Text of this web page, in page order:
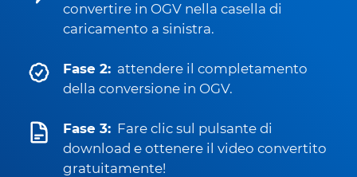
convertire in OGV nella casella di
caricamento a sinistra.
Fase 2: attendere il completamento
della conversione in OGV.
Fase 3: Fare clic sul pulsante di
download e ottenere il video convertito
gratuitamente!